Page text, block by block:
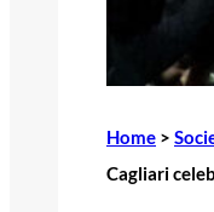
Home >
Cagliari